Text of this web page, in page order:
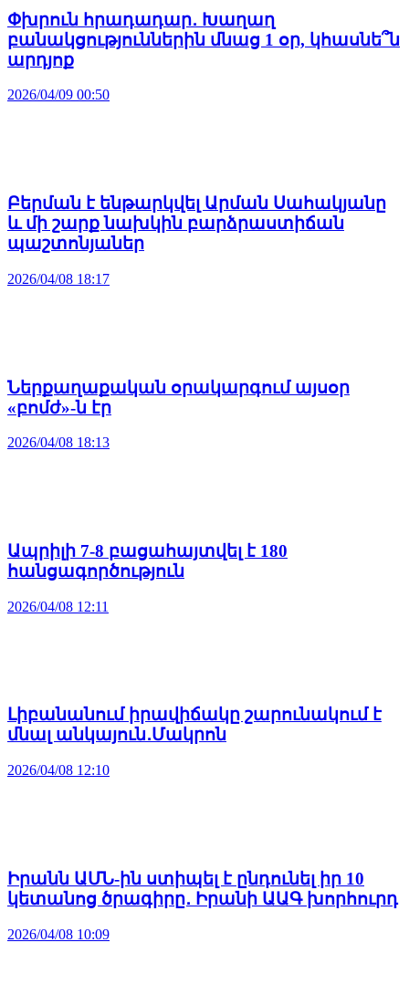
Փխրուն հրադադար․ Խաղաղ
բանակցություններին մնաց 1 օր, կհասնե՞ն
արդյոք
2026/04/09 00:50
Բերման է ենթարկվել Արման Սահակյանը
և մի շարք նախկին բարձրաստիճան
պաշտոնյաներ
2026/04/08 18:17
Ներքաղաքական օրակարգում այսօր
«բոմժ»-ն էր
2026/04/08 18:13
Ապրիլի 7-8 բացահայտվել է 180
հանցագործություն
2026/04/08 12:11
Լիբանանում իրավիճակը շարունակում է
մնալ անկայուն․Մակրոն
2026/04/08 12:10
Իրանն ԱՄՆ-ին ստիպել է ընդունել իր 10
կետանոց ծրագիրը․ Իրանի ԱԱԳ խորհուրդ
2026/04/08 10:09